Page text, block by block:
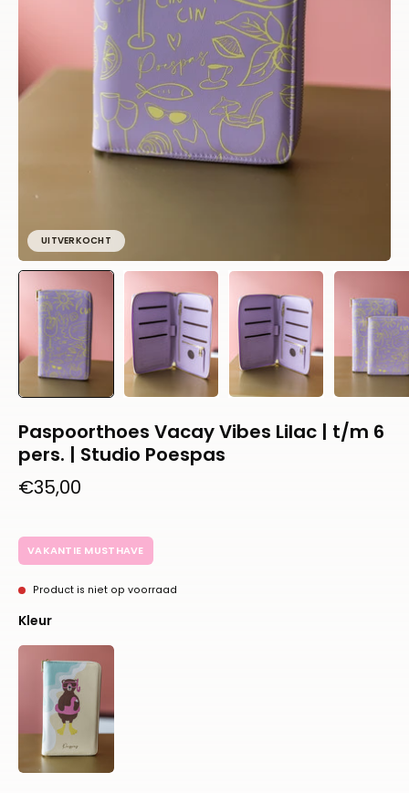
UITVERKOCHT
Paspoorthoes Vacay Vibes Lilac | t/m 6
pers. | Studio Poespas
€35,00
VAKANTIE MUSTHAVE
Product is niet op voorraad
Kleur